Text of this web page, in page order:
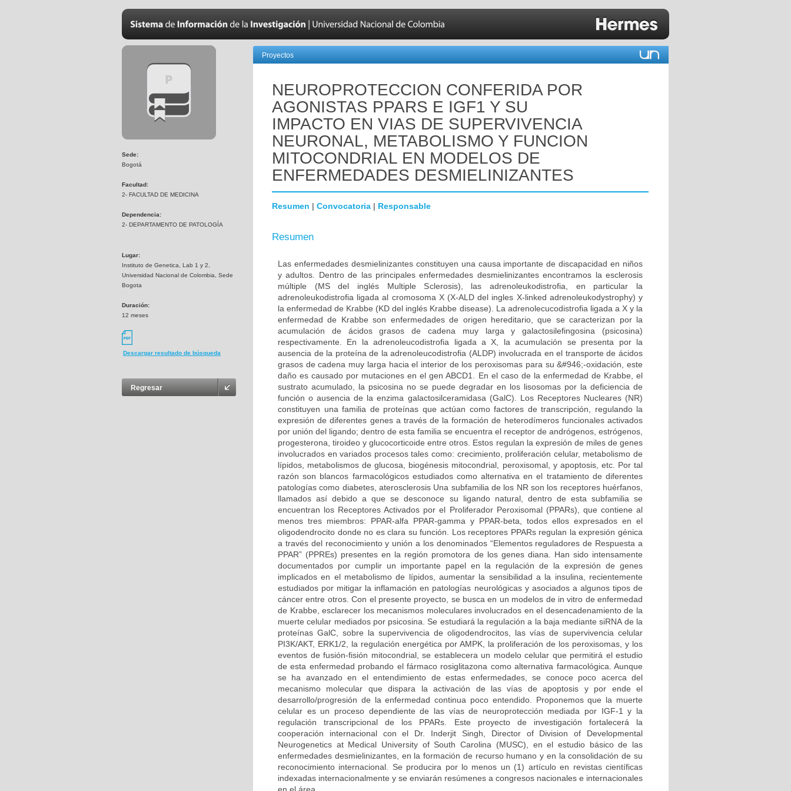
Sede:
Bogotá
Facultad:
2- FACULTAD DE MEDICINA
Dependencia:
2- DEPARTAMENTO DE PATOLOGÍA
Lugar:
Instituto de Genetica, Lab 1 y 2,
Universidad Nacional de Colombia, Sede
Bogota
Duración:
12 meses
Descargar resultado de búsqueda
Regresar
Proyectos
NEUROPROTECCION CONFERIDA POR
AGONISTAS PPARS E IGF1 Y SU
IMPACTO EN VIAS DE SUPERVIVENCIA
NEURONAL, METABOLISMO Y FUNCION
MITOCONDRIAL EN MODELOS DE
ENFERMEDADES DESMIELINIZANTES
Resumen | Convocatoria | Responsable
Resumen
Las enfermedades desmielinizantes constituyen una causa importante de discapacidad en niños
y adultos. Dentro de las principales enfermedades desmielinizantes encontramos la esclerosis
múltiple (MS del inglés Multiple Sclerosis), las adrenoleukodistrofia, en particular la
adrenoleukodistrofia ligada al cromosoma X (X-ALD del ingles X-linked adrenoleukodystrophy) y
la enfermedad de Krabbe (KD del inglés Krabbe disease). La adrenolecucodistrofia ligada a X y la
enfermedad de Krabbe son enfermedades de origen hereditario, que se caracterizan por la
acumulación de ácidos grasos de cadena muy larga y galactosilefingosina (psicosina)
respectivamente. En la adrenoleucodistrofia ligada a X, la acumulación se presenta por la
ausencia de la proteína de la adrenoleucodistrofia (ALDP) involucrada en el transporte de ácidos
grasos de cadena muy larga hacia el interior de los peroxisomas para su &#946;-oxidación, este
daño es causado por mutaciones en el gen ABCD1. En el caso de la enfermedad de Krabbe, el
sustrato acumulado, la psicosina no se puede degradar en los lisosomas por la deficiencia de
función o ausencia de la enzima galactosilceramidasa (GalC). Los Receptores Nucleares (NR)
constituyen una familia de proteínas que actúan como factores de transcripción, regulando la
expresión de diferentes genes a través de la formación de heterodímeros funcionales activados
por unión del ligando; dentro de esta familia se encuentra el receptor de andrógenos, estrógenos,
progesterona, tiroideo y glucocorticoide entre otros. Estos regulan la expresión de miles de genes
involucrados en variados procesos tales como: crecimiento, proliferación celular, metabolismo de
lípidos, metabolismos de glucosa, biogénesis mitocondrial, peroxisomal, y apoptosis, etc. Por tal
razón son blancos farmacológicos estudiados como alternativa en el tratamiento de diferentes
patologías como diabetes, aterosclerosis Una subfamilia de los NR son los receptores huérfanos,
llamados así debido a que se desconoce su ligando natural, dentro de esta subfamilia se
encuentran los Receptores Activados por el Proliferador Peroxisomal (PPARs), que contiene al
menos tres miembros: PPAR-alfa PPAR-gamma y PPAR-beta, todos ellos expresados en el
oligodendrocito donde no es clara su función. Los receptores PPARs regulan la expresión génica
a través del reconocimiento y unión a los denominados “Elementos reguladores de Respuesta a
PPAR” (PPREs) presentes en la región promotora de los genes diana. Han sido intensamente
documentados por cumplir un importante papel en la regulación de la expresión de genes
implicados en el metabolismo de lípidos, aumentar la sensibilidad a la insulina, recientemente
estudiados por mitigar la inflamación en patologías neurológicas y asociados a algunos tipos de
cáncer entre otros. Con el presente proyecto, se busca en un modelos de in vitro de enfermedad
de Krabbe, esclarecer los mecanismos moleculares involucrados en el desencadenamiento de la
muerte celular mediados por psicosina. Se estudiará la regulación a la baja mediante siRNA de la
proteínas GalC, sobre la supervivencia de oligodendrocitos, las vías de supervivencia celular
PI3K/AKT, ERK1/2, la regulación energética por AMPK, la proliferación de los peroxisomas, y los
eventos de fusión-fisión mitocondrial, se establecera un modelo celular que permitirá el estudio
de esta enfermedad probando el fármaco rosiglitazona como alternativa farmacológica. Aunque
se ha avanzado en el entendimiento de estas enfermedades, se conoce poco acerca del
mecanismo molecular que dispara la activación de las vías de apoptosis y por ende el
desarrollo/progresión de la enfermedad continua poco entendido. Proponemos que la muerte
celular es un proceso dependiente de las vías de neuroprotección mediada por IGF-1 y la
regulación transcripcional de los PPARs. Este proyecto de investigación fortalecerá la
cooperación internacional con el Dr. Inderjit Singh, Director of Division of Developmental
Neurogenetics at Medical University of South Carolina (MUSC), en el estudio básico de las
enfermedades desmielinizantes, en la formación de recurso humano y en la consolidación de su
reconocimiento internacional. Se producira por lo menos un (1) artículo en revistas científicas
indexadas internacionalmente y se enviarán resúmenes a congresos nacionales e internacionales